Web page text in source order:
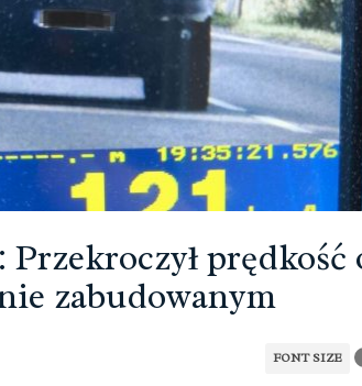
prędkość
zabudowanym
FONT SIZE